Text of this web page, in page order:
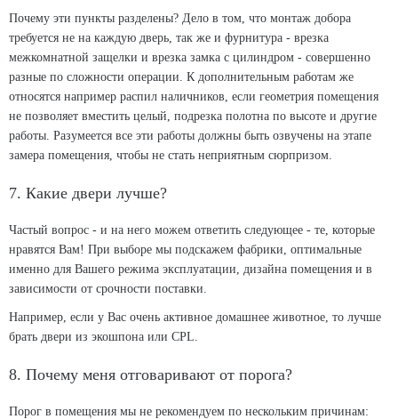
Почему эти пункты разделены? Дело в том, что монтаж добора
требуется не на каждую дверь, так же и фурнитура - врезка
межкомнатной защелки и врезка замка с цилиндром - совершенно
разные по сложности операции. К дополнительным работам же
относятся например распил наличников, если геометрия помещения
не позволяет вместить целый, подрезка полотна по высоте и другие
работы. Разумеется все эти работы должны быть озвучены на этапе
замера помещения, чтобы не стать неприятным сюрпризом.
7. Какие двери лучше?
Частый вопрос - и на него можем ответить следующее - те, которые
нравятся Вам! При выборе мы подскажем фабрики, оптимальные
именно для Вашего режима эксплуатации, дизайна помещения и в
зависимости от срочности поставки.
Например, если у Вас очень активное домашнее животное, то лучше
брать двери из экошпона или CPL.
8. Почему меня отговаривают от порога?
Порог в помещения мы не рекомендуем по нескольким причинам: